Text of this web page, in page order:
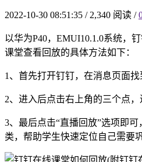
2022-10-30 08:51:35 /2,340 阅读 /
以华为P40，EMUI10.1.0系统，
课堂查看回放的具体方法如下：
1、首先打开钉钉，在消息页面找
2、进入后点击右上角的三个点，
3、最后点击“直播回放”选项即
类，帮助学生快速定位自己需要